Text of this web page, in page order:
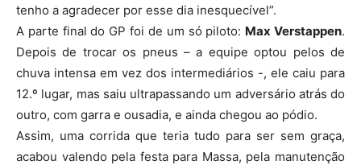
tenho a agradecer por esse dia inesquecível”.
A parte final do GP foi de um só piloto: Max Verstappen.
Depois de trocar os pneus – a equipe optou pelos de
chuva intensa em vez dos intermediários -, ele caiu para
12.º lugar, mas saiu ultrapassando um adversário atrás do
outro, com garra e ousadia, e ainda chegou ao pódio.
Assim, uma corrida que teria tudo para ser sem graça,
acabou valendo pela festa para Massa, pela manutenção